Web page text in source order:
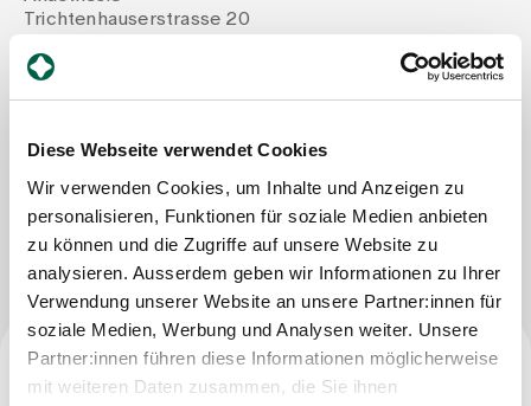
Diese Webseite verwendet Cookies
Wir verwenden Cookies, um Inhalte und Anzeigen zu
personalisieren, Funktionen für soziale Medien anbieten
zu können und die Zugriffe auf unsere Website zu
analysieren. Ausserdem geben wir Informationen zu Ihrer
Verwendung unserer Website an unsere Partner:innen für
soziale Medien, Werbung und Analysen weiter. Unsere
Partner:innen führen diese Informationen möglicherweise
mit weiteren Daten zusammen, die Sie ihnen
Events
Latest news
Contact us
Baby gallery
Blog
Trichtenhauserstrasse 20
Tel
Mail
laura.valenti@spitalzollikerberg.ch
Write Message
Specialist title